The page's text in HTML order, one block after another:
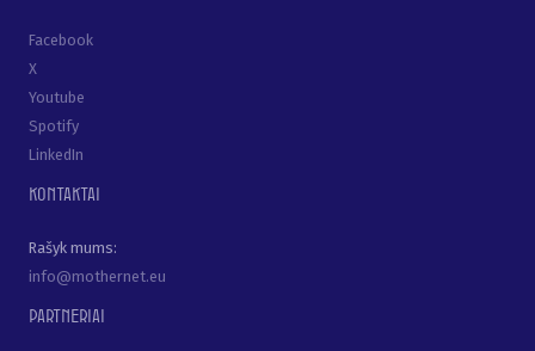
Facebook
X
Youtube
Spotify
LinkedIn
Kontaktai
Rašyk mums:
info@mothernet.eu
Partneriai